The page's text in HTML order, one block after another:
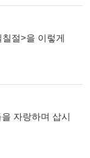
절>을 이렇게
자랑하며 삽시